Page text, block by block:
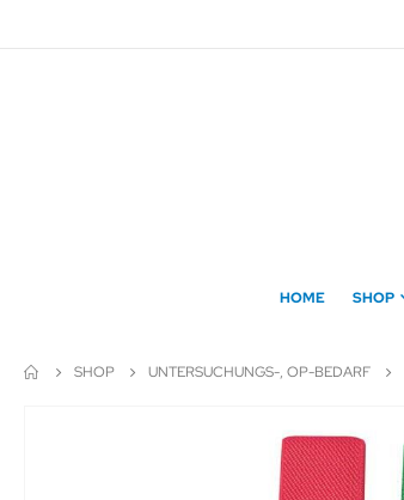
zum
HOME SHOP
SHOP UNTERSUCHUNGS-, OP-BEDARF